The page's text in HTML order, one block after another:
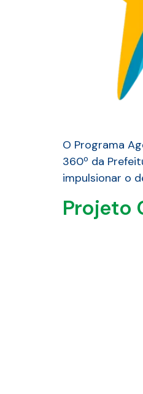
O Programa
360º da
impulsionar o
Projeto